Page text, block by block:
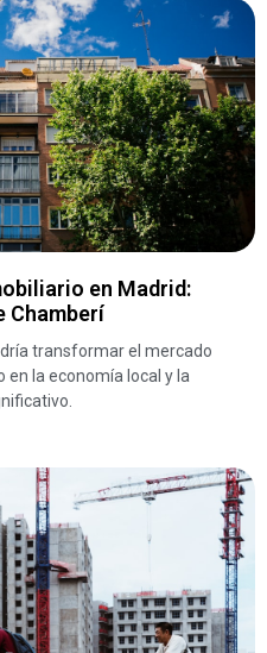
en Madrid:
Chamberí
transformar el mercado
la economía local y la